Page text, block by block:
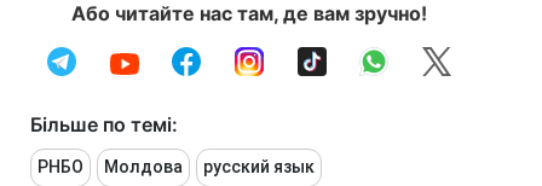
Або читайте нас там, де вам зручно!
Більше по темі:
РНБО Молдова русский язык